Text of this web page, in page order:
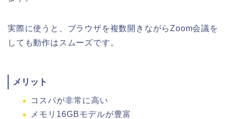
実際に使うと、ブラウザを複数開きながらZoom会議を
しても動作はスムーズです。
メリット
コスパが非常に高い
メモリ16GBモデルが豊富